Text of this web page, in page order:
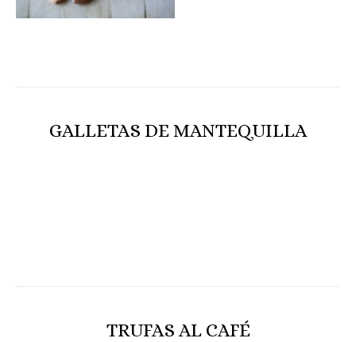
GALLETAS DE MANTEQUILLA
TRUFAS AL CAFÉ